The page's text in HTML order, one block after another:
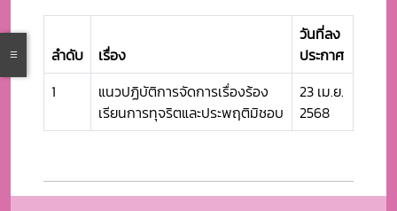
ลำดับ เรื่อง
วันที่ลง
ประกาศ
1
แนวปฏิบัติการจัดการเรื่องร้อง
เรียนการทุจริตและประพฤติมิชอบ
23 เม.ย.
2568